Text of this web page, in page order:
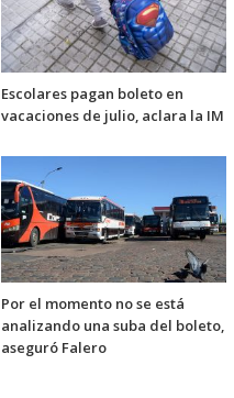
Escolares pagan boleto en
vacaciones de julio, aclara la IM
Por el momento no se está
analizando una suba del boleto,
aseguró Falero